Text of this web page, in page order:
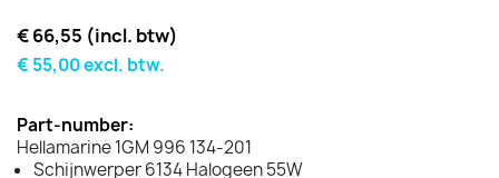
€ 66,55 (incl. btw)
€ 55,00 excl. btw.
Part-number:
Hellamarine 1GM 996 134-201
Schijnwerper 6134 Halogeen 55W